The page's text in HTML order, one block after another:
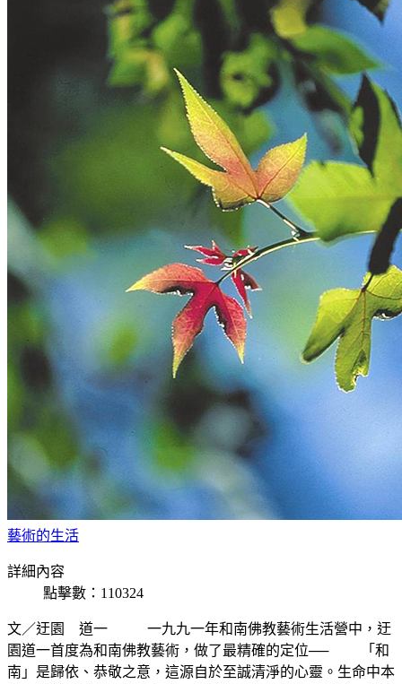
藝術的生活
詳細內容
點擊數：110324
文／迂園 道一 一九九一年和南佛教藝術生活營中，迂
園道一首度為和南佛教藝術，做了最精確的定位── 「和
南」是歸依、恭敬之意，這源自於至誠清淨的心靈。生命中本